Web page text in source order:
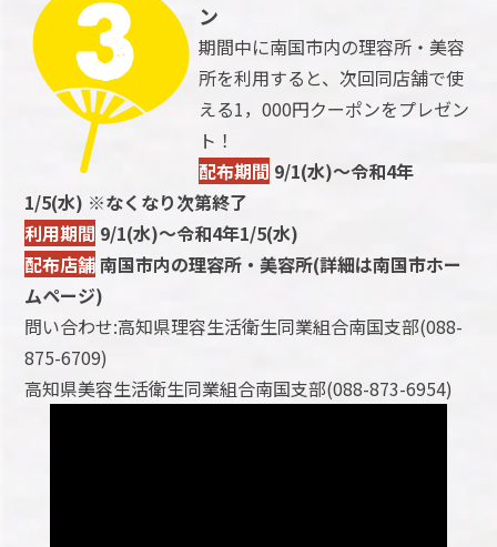
ン
期間中に南国市内の理容所・美容
所を利用すると、次回同店舗で使
える1，000円クーポンをプレゼン
ト！
配布期間 9/1(水)～令和4年
1/5(水) ※なくなり次第終了
利用期間 9/1(水)～令和4年1/5(水)
配布店舗南国市内の理容所・美容所(詳細は南国市ホー
ムページ)
問い合わせ:高知県理容生活衛生同業組合南国支部(088-
875-6709)
高知県美容生活衛生同業組合南国支部(088-873-6954)